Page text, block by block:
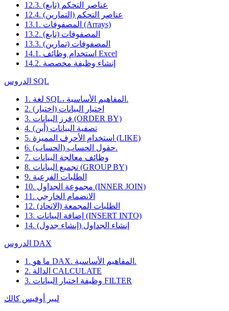
12.3. عناصر التحكم (تابع)
12.4. عناصر التحكم (التمارين)
13.1. المصفوفات (Arrays)
13.2. المصفوفات (تابع)
13.3. المصفوفات (تمارين)
14.1. استخدام وظائف Excel
14.2. إنشاء وظيفة مخصصة
الدروس SQL
1. لغة SQL، المفاهيم الأساسية.
2. اختيار البيانات (اختيار)
3. فرز البيانات (ORDER BY)
4. تصفية البيانات (أين)
5. استخدام الأحرف المميزة (LIKE)
6. حقول الحساب (الحساب).
7. وظائف معالجة البيانات
8. تجميع البيانات (GROUP BY)
9. الطلبات الفرعية
10. مجموعة الجداول (INNER JOIN)
11. الانضمام الخارجي
12. الطلبات المجمعة (الاتحاد)
13. إضافة البيانات (INSERT INTO)
14. إنشاء الجداول (إنشاء جدول)
الدروس DAX
1. ما هو DAX. المفاهيم الأساسية.
2. الدالة CALCULATE
3. وظيفة اختيار البيانات FILTER
ليبر أوفيس كالك